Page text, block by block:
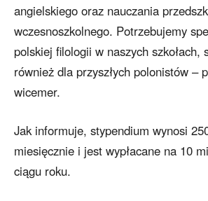
angielskiego oraz nauczania
wczesnoszkolnego. Potrzebujemy
polskiej filologii w naszych szkołach,
również dla przyszłych polonistów –
wicemer.
Jak informuje, stypendium wynosi
miesięcznie i jest wypłacane na 10
ciągu roku.